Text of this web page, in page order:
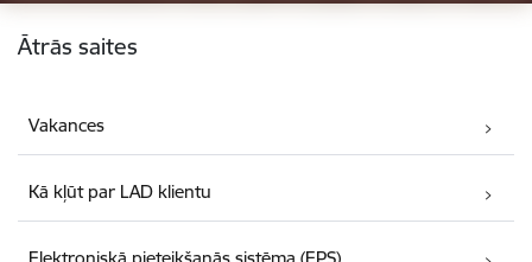
Kājene
Ātrās saites
Vakances
Kā kļūt par LAD klientu